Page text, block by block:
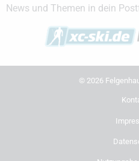
News und Themen in dein
© 2026